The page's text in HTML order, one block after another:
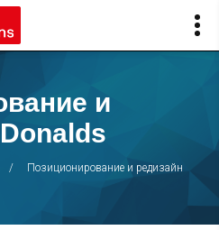
и
/
Позиционирование и редизайн